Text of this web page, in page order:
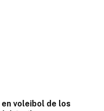
voleibol de los